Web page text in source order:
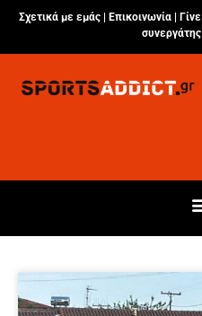
Σχετικά με εμάς | Επικοινωνία
Γίνε
συνεργάτης